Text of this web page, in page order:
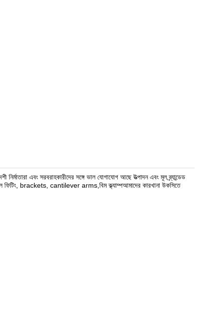
এবং সরবরাহকারীদের সঙ্গে ভাল যোগাযোগ আছে উত্পাদন এবং মূল ব্র্যান্ডেড
ফিটিং, brackets, cantilever arms,বিম ক্ল্যাম্পআমাদের কারখানা উকসিতে